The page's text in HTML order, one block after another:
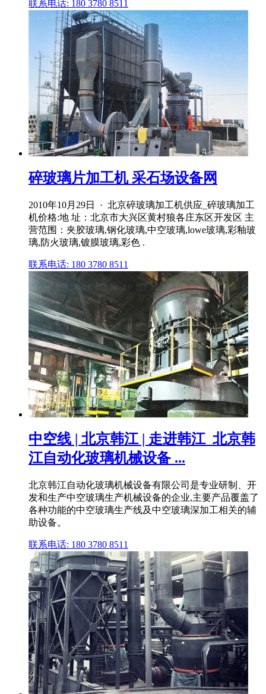
联系电话: 180 3780 8511
碎玻璃片加工机 采石场设备网
2010年10月29日 · 北京碎玻璃加工机供应_碎玻璃加工
机价格:地 址：北京市大兴区黄村狼各庄东区开发区 主
营范围：夹胶玻璃,钢化玻璃,中空玻璃,lowe玻璃,彩釉玻
璃,防火玻璃,镀膜玻璃,彩色 .
联系电话: 180 3780 8511
中空线 | 北京韩江 | 走进韩江_北京韩
江自动化玻璃机械设备 ...
北京韩江自动化玻璃机械设备有限公司是专业研制、开
发和生产中空玻璃生产机械设备的企业,主要产品覆盖了
各种功能的中空玻璃生产线及中空玻璃深加工相关的辅
助设备。
联系电话: 180 3780 8511